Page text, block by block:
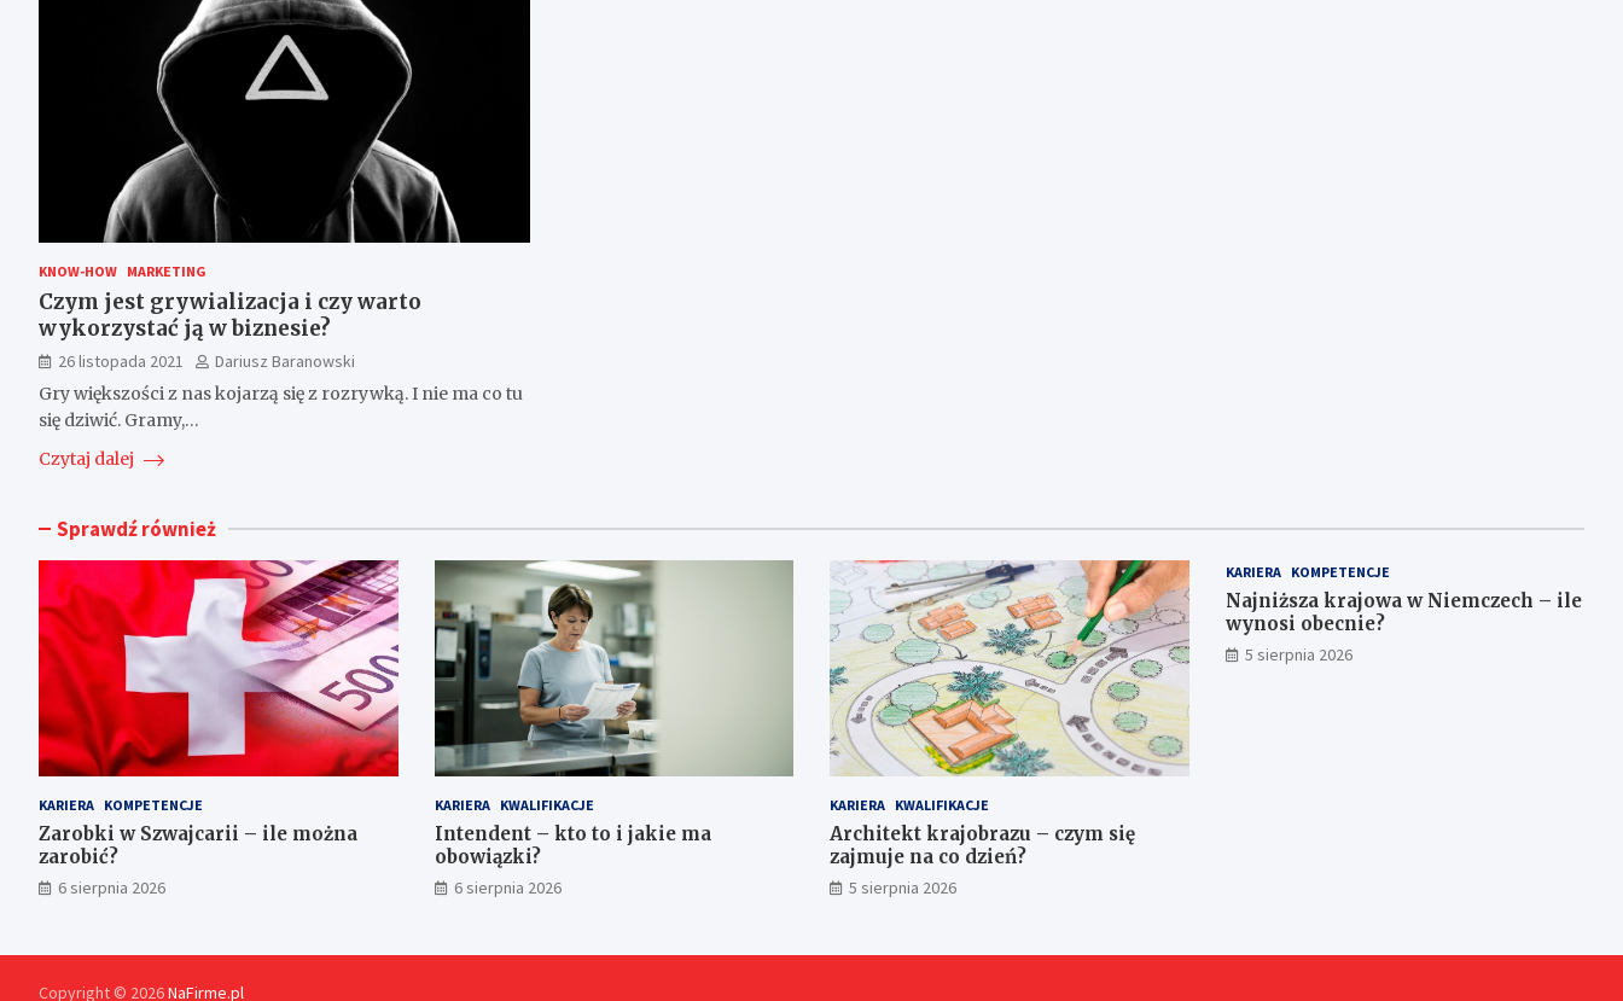
KNOW-HOW MARKETING
Czym jest grywializacja i czy warto
wykorzystać ją w biznesie?
26 listopada 2021
Dariusz Baranowski
Gry większości z nas kojarzą się z rozrywką. I nie ma co tu
się dziwić. Gramy,…
Czytaj dalej
Sprawdź również
KARIERA KOMPETENCJE
Zarobki w Szwajcarii – ile można
zarobić?
6 sierpnia 2026
KARIERA KWALIFIKACJE
Intendent – kto to i jakie ma
obowiązki?
6 sierpnia 2026
KARIERA KWALIFIKACJE
Architekt krajobrazu – czym się
zajmuje na co dzień?
5 sierpnia 2026
KARIERA KOMPETENCJE
Najniższa krajowa w Niemczech – ile
wynosi obecnie?
5 sierpnia 2026
Copyright © 2026NaFirme.pl